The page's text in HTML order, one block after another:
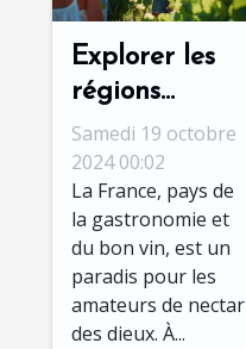
Explorer les
régions
viticoles
proches des
campings
français
Samedi 19 octobre
2024 00:02
La France, pays de
la gastronomie et
du bon vin, est un
paradis pour les
amateurs de nectar
des dieux. À...